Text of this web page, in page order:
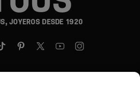
JOYEROS DESDE 1920